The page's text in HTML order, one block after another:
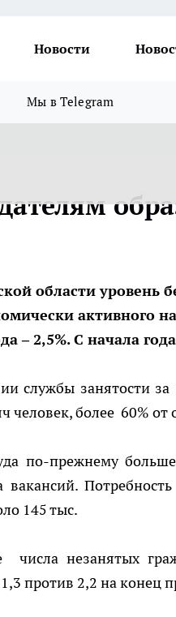
Новости
Мы в Telegram
области уровень
активного
– 2,5%. С начала
службы занятости
человек, более 60%
по-прежнему
вакансий.
145 тыс.
числа незанятых
против 2,2 на конец